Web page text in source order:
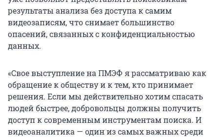
результаты анализа без доступа к самим
видеозаписям, что снимает большинство
опасений, связанных с конфиденциальностью
данных.
«Свое выступление на ПМЭФ я рассматриваю как
обращение к обществу и к тем, кто принимает
решения. Если мы действительно хотим спасать
людей быстрее, добровольцы должны получить
доступ к современным инструментам поиска. И
видеоаналитика — один из самых важных среди